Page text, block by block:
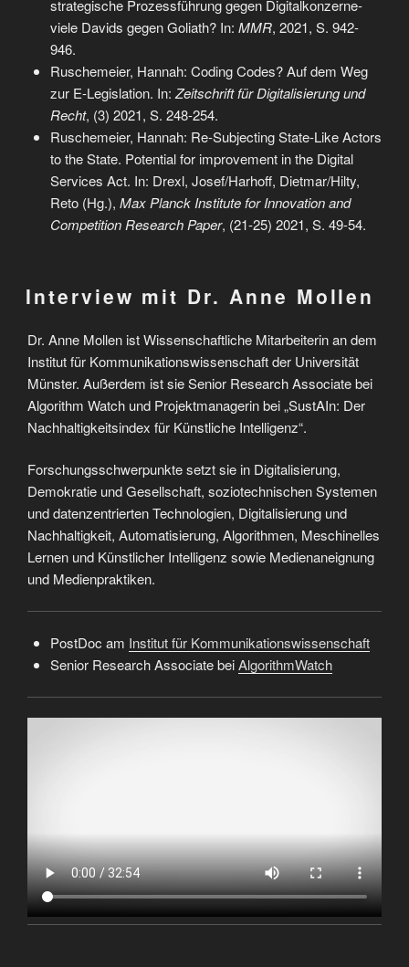
strategische Prozessführung gegen Digitalkonzerne-
viele Davids gegen Goliath? In: MMR, 2021, S. 942-
946.
Ruschemeier, Hannah: Coding Codes? Auf dem Weg
zur E-Legislation. In: Zeitschrift für Digitalisierung und
Recht, (3) 2021, S. 248-254.
Ruschemeier, Hannah: Re-Subjecting State-Like Actors
to the State. Potential for improvement in the Digital
Services Act. In: Drexl, Josef/Harhoff, Dietmar/Hilty,
Reto (Hg.), Max Planck Institute for Innovation and
Competition Research Paper, (21-25) 2021, S. 49-54.
Interview mit Dr. Anne Mollen
Dr. Anne Mollen ist Wissenschaftliche Mitarbeiterin an dem
Institut für Kommunikationswissenschaft der Universität
Münster. Außerdem ist sie Senior Research Associate bei
Algorithm Watch und Projektmanagerin bei „SustAIn: Der
Nachhaltigkeitsindex für Künstliche Intelligenz“.
Forschungsschwerpunkte setzt sie in Digitalisierung,
Demokratie und Gesellschaft, soziotechnischen Systemen
und datenzentrierten Technologien, Digitalisierung und
Nachhaltigkeit, Automatisierung, Algorithmen, Meschinelles
Lernen und Künstlicher Intelligenz sowie Medienaneignung
und Medienpraktiken.
PostDoc am Institut für Kommunikationswissenschaft
Senior Research Associate beiAlgorithmWatch